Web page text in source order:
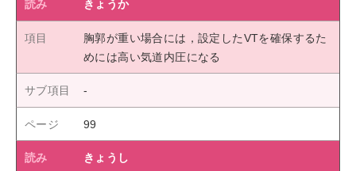
きょうか
胸郭が重い場合には，設定したVTを確保するた
めには高い気道内圧になる
99
きょうし